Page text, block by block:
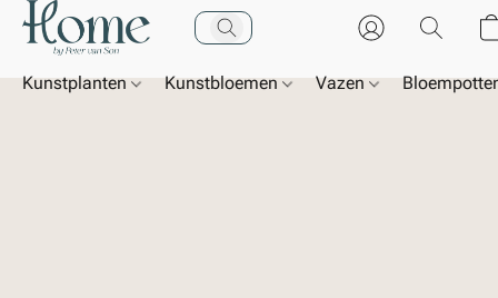
Kunstplanten Kunstbloemen Vazen